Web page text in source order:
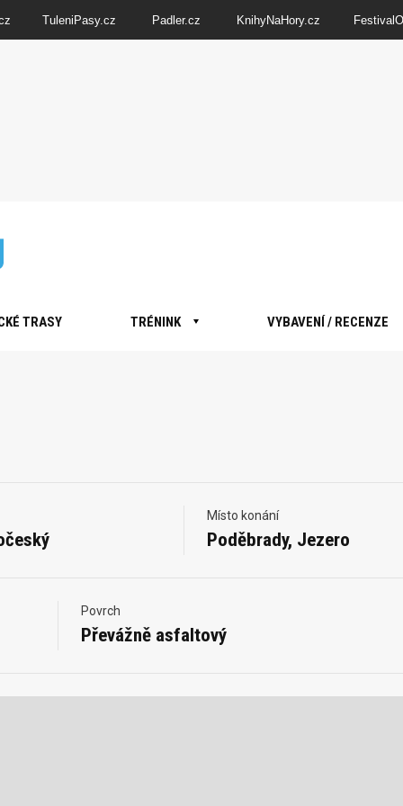
TuleniPasy.cz Padler.cz KnihyNaHory.cz
TRASY TRÉNINK VYBAVENÍ / RECENZE
Místo konání
Poděbrady, Jezero
Povrch
Převážně asfaltový